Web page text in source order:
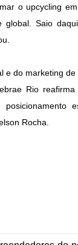
o upcycling
Saio
do marketing
Rio
Rocha.